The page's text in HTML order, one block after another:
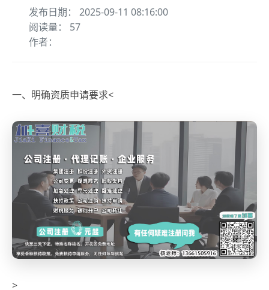
发布日期： 2025-09-11 08:16:00
阅读量： 57
作者：
一、明确资质申请要求<
>